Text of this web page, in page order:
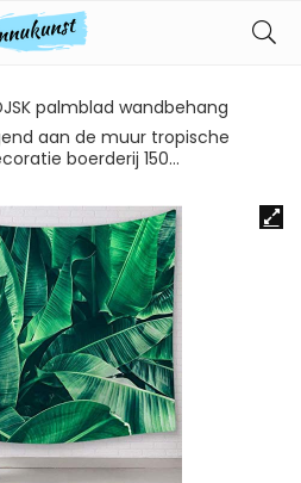
palmblad wandbehang
aan de muur tropische
boerderij 150…